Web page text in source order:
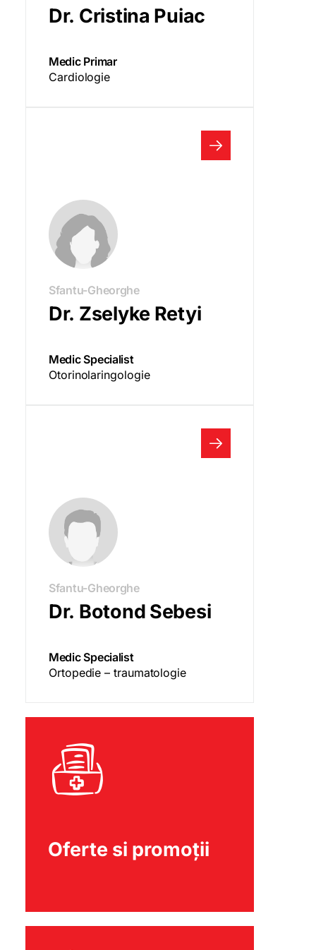
Dr. Cristina Puiac
Medic Primar
Cardiologie
Sfantu-Gheorghe
Dr. Zselyke Retyi
Medic Specialist
Otorinolaringologie
Sfantu-Gheorghe
Dr. Botond Sebesi
Medic Specialist
Ortopedie – traumatologie
Oferte si promoții